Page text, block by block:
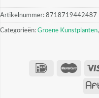
Artikelnummer: 8718719442487
Categorieën: Groene Kunstplanten,